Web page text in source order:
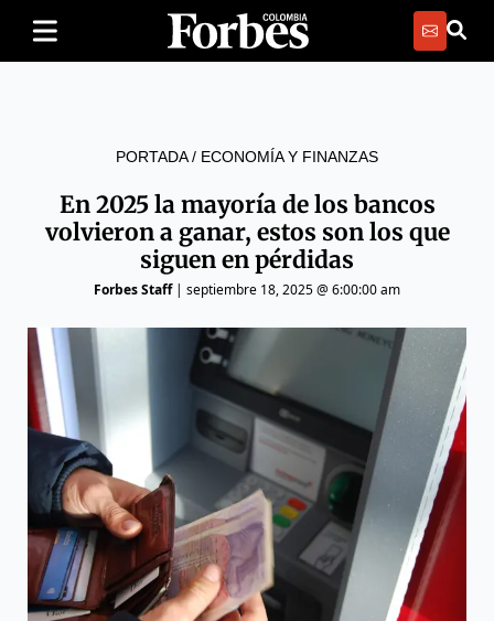
PORTADA/ ECONOMÍA Y FINANZAS
En 2025 la mayoría de los bancos
volvieron a ganar, estos son los que
siguen en pérdidas
Forbes Staff| septiembre 18, 2025 @ 6:00:00 am